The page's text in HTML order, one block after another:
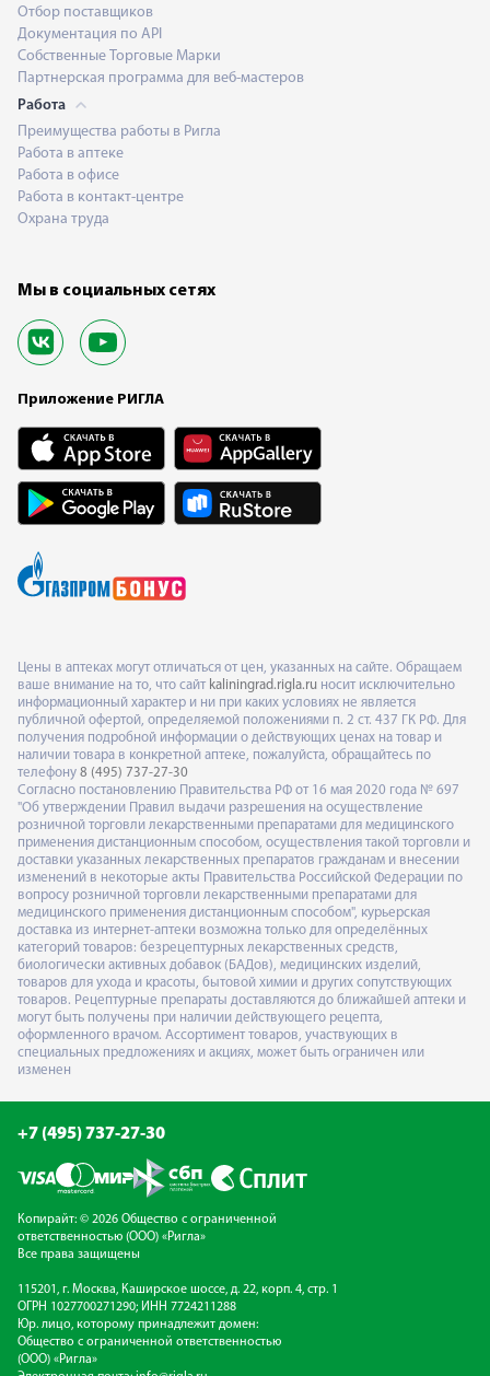
Отбор поставщиков
Документация по API
Собственные Торговые Марки
Партнерская программа для веб-мастеров
Работа
Преимущества работы в Ригла
Работа в аптеке
Работа в офисе
Работа в контакт-центре
Охрана труда
Мы в социальных сетях
Приложение РИГЛА
Цены в аптеках могут отличаться от цен, указанных на сайте. Обращаем
ваше внимание на то, что сайт kaliningrad.rigla.ru носит исключительно
информационный характер и ни при каких условиях не является
публичной офертой, определяемой положениями п. 2 ст. 437 ГК РФ. Для
получения подробной информации о действующих ценах на товар и
наличии товара в конкретной аптеке, пожалуйста, обращайтесь по
телефону 8 (495) 737-27-30
Согласно постановлению Правительства РФ от 16 мая 2020 года № 697
"Об утверждении Правил выдачи разрешения на осуществление
розничной торговли лекарственными препаратами для медицинского
применения дистанционным способом, осуществления такой торговли и
доставки указанных лекарственных препаратов гражданам и внесении
изменений в некоторые акты Правительства Российской Федерации по
вопросу розничной торговли лекарственными препаратами для
медицинского применения дистанционным способом", курьерская
доставка из интернет-аптеки возможна только для определённых
категорий товаров: безрецептурных лекарственных средств,
биологически активных добавок (БАДов), медицинских изделий,
товаров для ухода и красоты, бытовой химии и других сопутствующих
товаров. Рецептурные препараты доставляются до ближайшей аптеки и
могут быть получены при наличии действующего рецепта,
оформленного врачом. Ассортимент товаров, участвующих в
специальных предложениях и акциях, может быть ограничен или
изменен
+7 (495) 737-27-30
Копирайт: © 2026 Общество с ограниченной
ответственностью (ООО) «Ригла»
Все права защищены
115201, г. Москва, Каширское шоссе, д. 22, корп. 4, стр. 1
ОГРН 1027700271290; ИНН 7724211288
Юр. лицо, которому принадлежит домен:
Общество с ограниченной ответственностью
(ООО) «Ригла»